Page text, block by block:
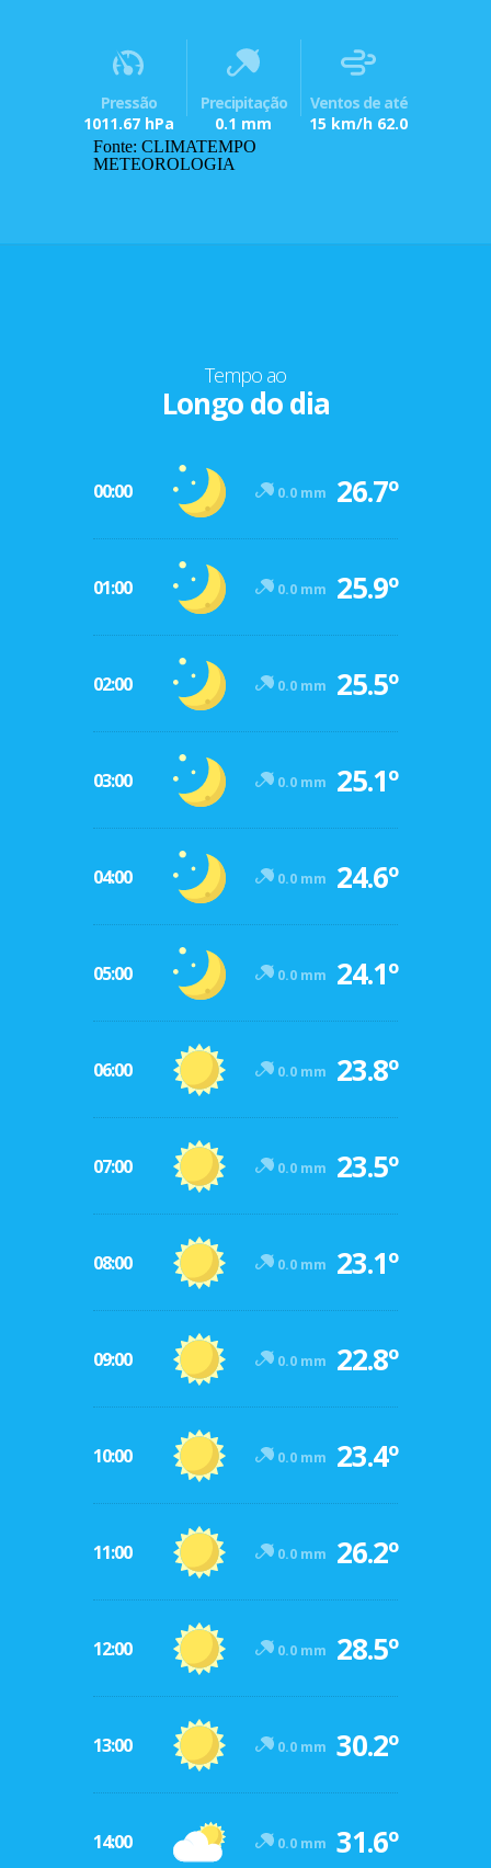
Pressão
1011.67 hPa
Precipitação
0.1 mm
Ventos de até
15 km/h 62.0
Fonte: CLIMATEMPO
METEOROLOGIA
Tempo ao
Longo do dia
00:00 0.0 mm 26.7º
01:00 0.0 mm 25.9º
02:00 0.0 mm 25.5º
03:00 0.0 mm 25.1º
04:00 0.0 mm 24.6º
05:00 0.0 mm 24.1º
06:00 0.0 mm 23.8º
07:00 0.0 mm 23.5º
08:00 0.0 mm 23.1º
09:00 0.0 mm 22.8º
10:00 0.0 mm 23.4º
11:00 0.0 mm 26.2º
12:00 0.0 mm 28.5º
13:00 0.0 mm 30.2º
14:00 0.0 mm 31.6º